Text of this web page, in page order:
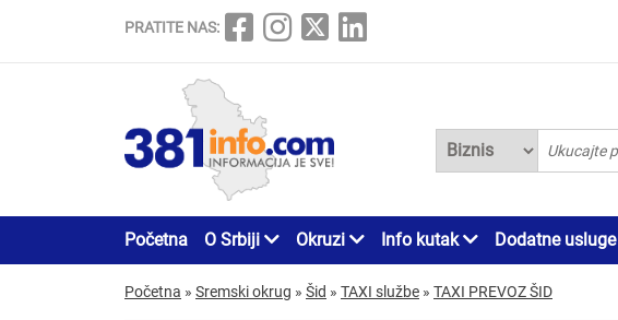
PRATITE NAS:
Početna O Srbiji Okruzi Info kutak Dodatne usluge
Početna » Sremski okrug » Šid » TAXI službe » TAXI PREVOZ ŠID